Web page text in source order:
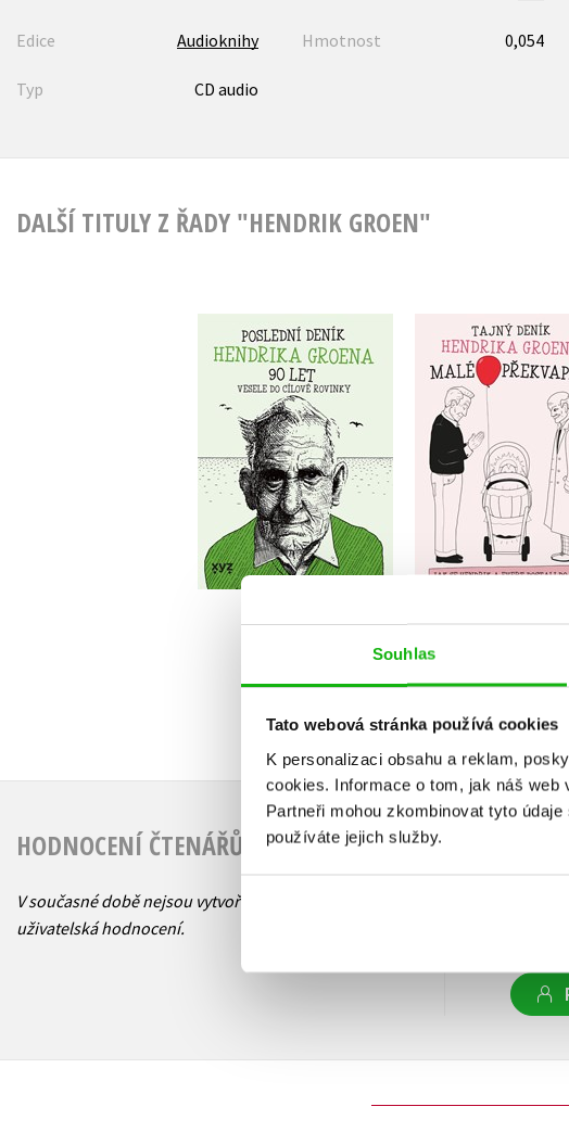
Souhlas
Tato webová stránka používá cookies
K personalizaci obsahu a reklam,
cookies. Informace o tom, jak náš
Partneři mohou zkombinovat tyto
používáte jejich služby.
Edice Audioknihy Hmotnost 0,054
Typ CD audio
DALŠÍ TITULY Z ŘADY "HENDRIK GROEN"
Poslední deník
Hendrika Groena:
Vesele do cílové
rovinky
Hendrik Groen
Do košíku
319 Kč
Malé překvapení:
deník Hendrika
Hendrik Groen
Do košíku
239 Kč
HODNOCENÍ ČTENÁŘŮ
V současné době nejsou vytvořena žádná
uživatelská hodnocení.
Vaše